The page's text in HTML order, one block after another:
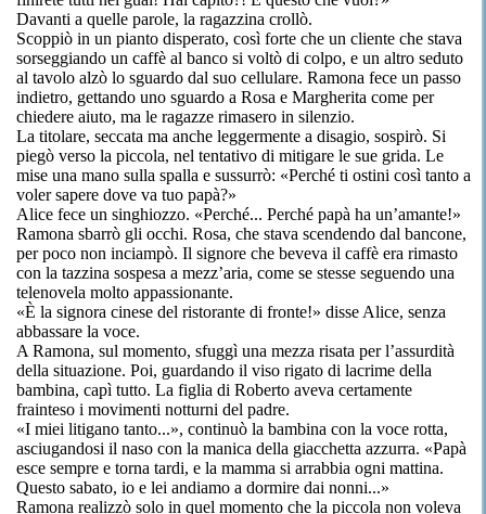
Davanti a quelle parole, la ragazzina crollò.
Scoppiò in un pianto disperato, così forte che un cliente che stava
sorseggiando un caffè al banco si voltò di colpo, e un altro seduto
al tavolo alzò lo sguardo dal suo cellulare. Ramona fece un passo
indietro, gettando uno sguardo a Rosa e Margherita come per
chiedere aiuto, ma le ragazze rimasero in silenzio.
La titolare, seccata ma anche leggermente a disagio, sospirò. Si
piegò verso la piccola, nel tentativo di mitigare le sue grida. Le
mise una mano sulla spalla e sussurrò: «Perché ti ostini così tanto a
voler sapere dove va tuo papà?»
Alice fece un singhiozzo. «Perché... Perché papà ha un’amante!»
Ramona sbarrò gli occhi. Rosa, che stava scendendo dal bancone,
per poco non inciampò. Il signore che beveva il caffè era rimasto
con la tazzina sospesa a mezz’aria, come se stesse seguendo una
telenovela molto appassionante.
«È la signora cinese del ristorante di fronte!» disse Alice, senza
abbassare la voce.
A Ramona, sul momento, sfuggì una mezza risata per l’assurdità
della situazione. Poi, guardando il viso rigato di lacrime della
bambina, capì tutto. La figlia di Roberto aveva certamente
frainteso i movimenti notturni del padre.
«I miei litigano tanto...», continuò la bambina con la voce rotta,
asciugandosi il naso con la manica della giacchetta azzurra. «Papà
esce sempre e torna tardi, e la mamma si arrabbia ogni mattina.
Questo sabato, io e lei andiamo a dormire dai nonni...»
Ramona realizzò solo in quel momento che la piccola non voleva